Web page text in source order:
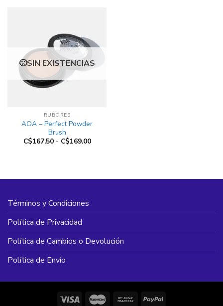
SIN EXISTENCIAS
RUBORES
AOA – Perfect Powder
Brush
C$167.50 - C$169.00Rango
C$169.00
Términos y Condiciones
Política de Privacidad
Política de Cambios o Devolución
Política de Envío